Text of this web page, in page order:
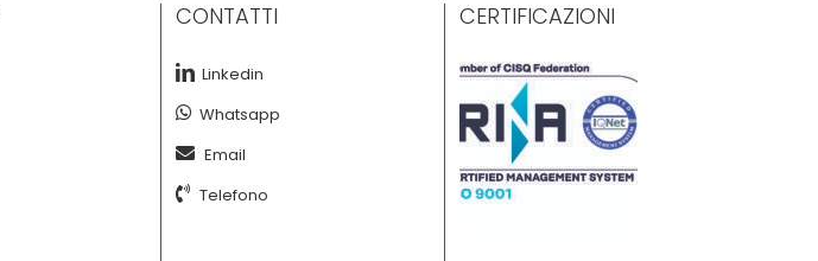
CONTATTI
Linkedin
Whatsapp
Email
Telefono
CERTIFICAZIONI